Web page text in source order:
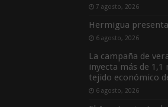
7 agosto, 2026
Hermigua
6 agosto, 2026
La campaña de
inyecta más de
tejido económico
6 agosto, 2026